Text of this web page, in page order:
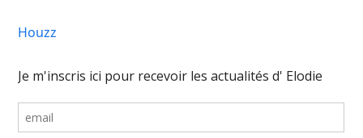
Houzz